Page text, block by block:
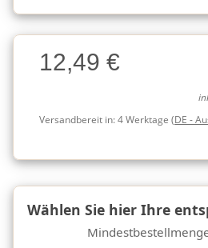
Charge
Charge12,49 €
Versandbereit in:4 Werktage (DE -
Wählen Sie hier Ihre